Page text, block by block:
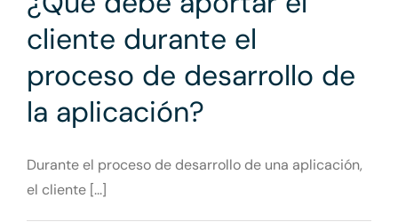
cliente durante el
proceso de desarrollo de
la aplicación?
Durante el proceso de desarrollo de una aplicación,
el cliente [...]